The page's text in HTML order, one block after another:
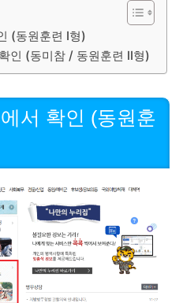
(동원훈련 I형)
인 (동미참 / 동원훈련 II형)
서 확인 (동원훈